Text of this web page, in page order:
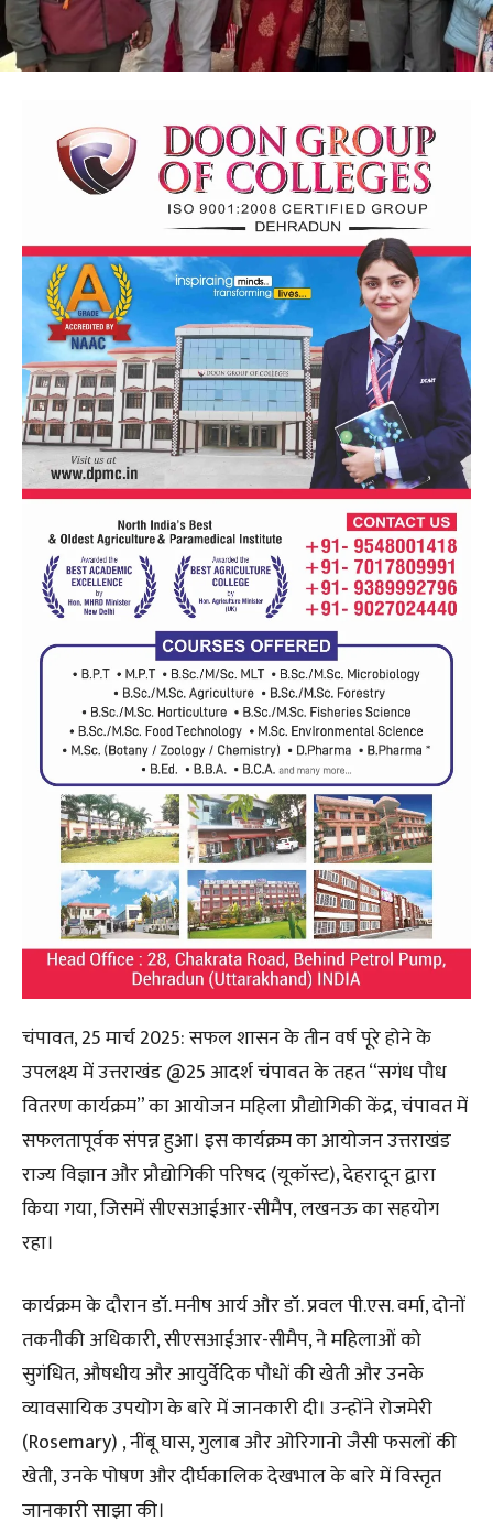
चंपावत, 25 मार्च 2025: सफल शासन के तीन वर्ष पूरे होने के
उपलक्ष्य में उत्तराखंड @25 आदर्श चंपावत के तहत “सगंध पौध
वितरण कार्यक्रम” का आयोजन महिला प्रौद्योगिकी केंद्र, चंपावत में
सफलतापूर्वक संपन्न हुआ। इस कार्यक्रम का आयोजन उत्तराखंड
राज्य विज्ञान और प्रौद्योगिकी परिषद (यूकॉस्ट), देहरादून द्वारा
किया गया, जिसमें सीएसआईआर-सीमैप, लखनऊ का सहयोग
रहा।
कार्यक्रम के दौरान डॉ. मनीष आर्य और डॉ. प्रवल पी.एस. वर्मा, दोनों
तकनीकी अधिकारी, सीएसआईआर-सीमैप, ने महिलाओं को
सुगंधित, औषधीय और आयुर्वेदिक पौधों की खेती और उनके
व्यावसायिक उपयोग के बारे में जानकारी दी। उन्होंने रोजमेरी
(Rosemary) , नींबू घास, गुलाब और ओरिगानो जैसी फसलों की
खेती, उनके पोषण और दीर्घकालिक देखभाल के बारे में विस्तृत
जानकारी साझा की।